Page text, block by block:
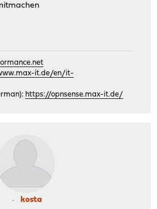
it.de/en/it-
https://opnsense.max-it.de/
kosta